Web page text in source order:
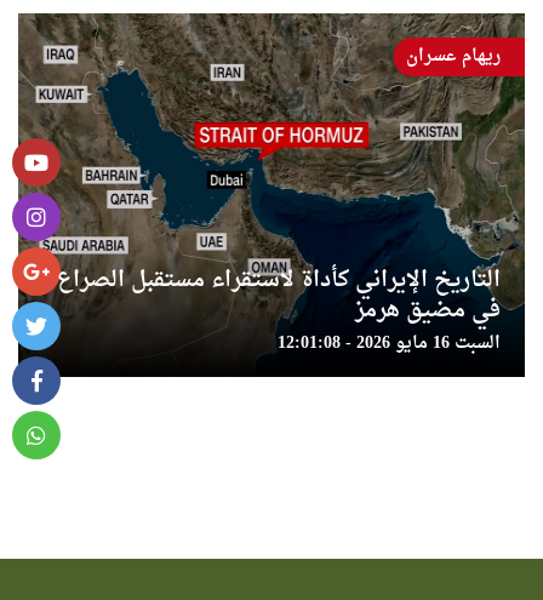
التاريخ الإيراني كأداة لاستقراء مستقبل الصراع
في مضيق هرمز
السبت 16 مايو 2026 - 12:01:08
ريهام عسران